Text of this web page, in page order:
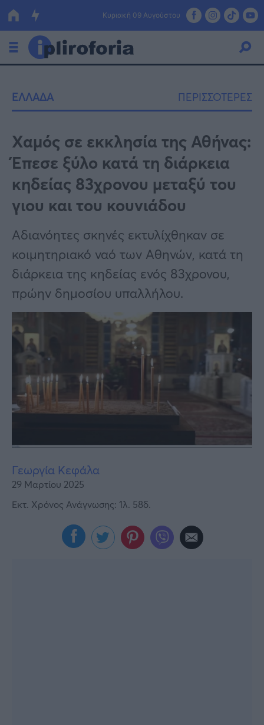
Κυριακή 09 Αυγούστου
Οικονομία
Πολιτική
Τράπεζες
Επιδοτήσεις
ΕΣΠΑ
Κόσμος
Lifestyle
Αθλητικά
Υγεία
Γυναίκα
ΕΛΛΑΔΑ ΠΕΡΙΣΣΟΤΕΡΕΣ
Χαμός σε εκκλησία της Αθήνας:
Έπεσε ξύλο κατά τη διάρκεια
κηδείας 83χρονου μεταξύ του
γιου και του κουνιάδου
Αδιανόητες σκηνές εκτυλίχθηκαν σε
κοιμητηριακό ναό των Αθηνών, κατά τη
διάρκεια της κηδείας ενός 83χρονου,
πρώην δημοσίου υπαλλήλου.
Γεωργία Κεφάλα
29 Μαρτίου 2025
Εκτ. Χρόνος Ανάγνωσης: 1λ. 58δ.